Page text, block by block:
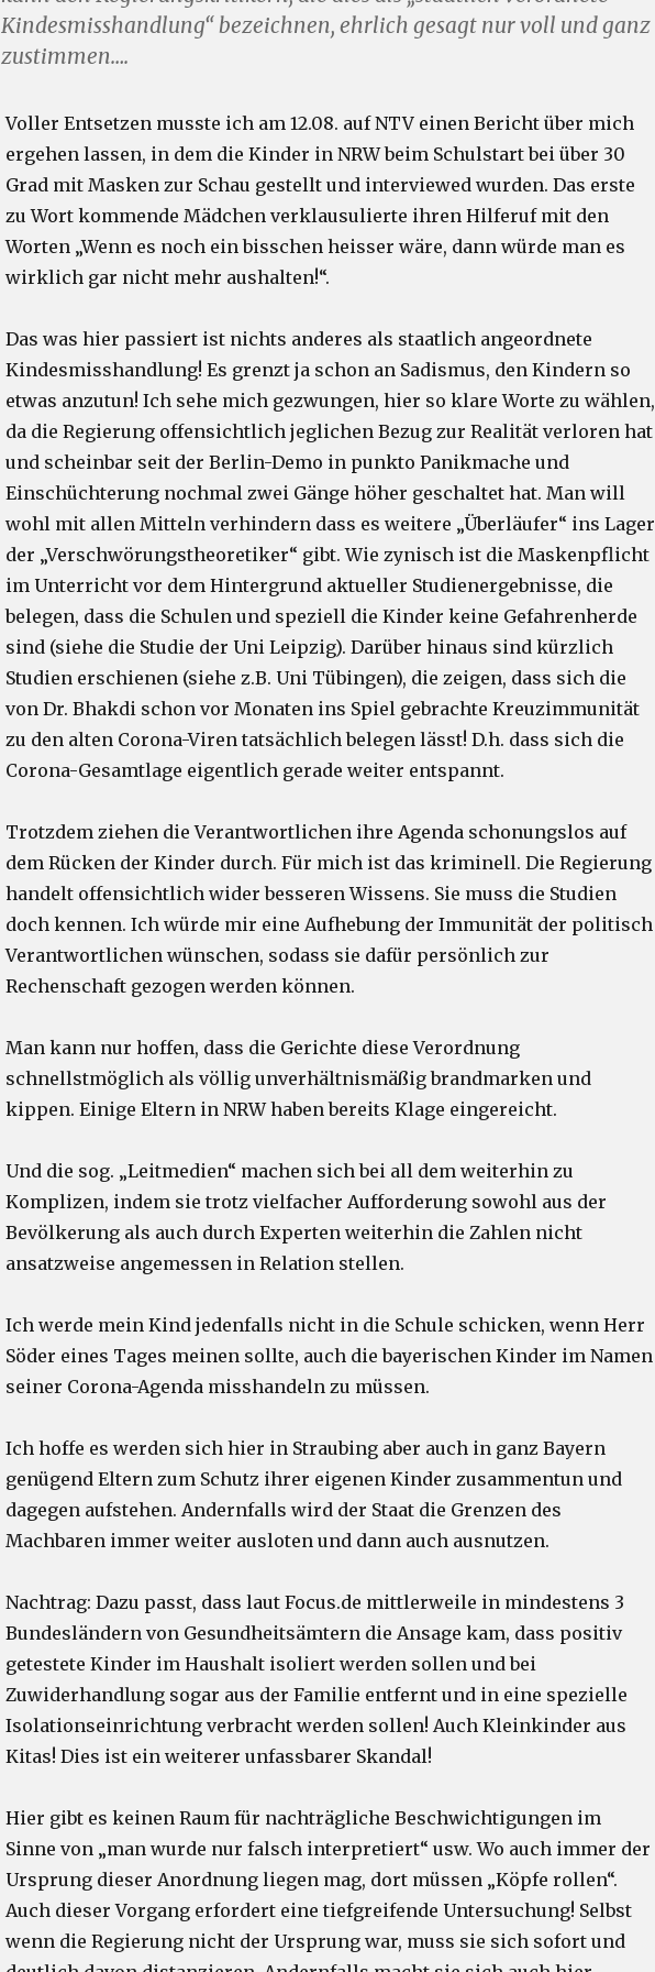
Kindesmisshandlung“ bezeichnen, ehrlich gesagt nur voll und ganz
zustimmen….
Voller Entsetzen musste ich am 12.08. auf NTV einen Bericht über mich
ergehen lassen, in dem die Kinder in NRW beim Schulstart bei über 30
Grad mit Masken zur Schau gestellt und interviewed wurden. Das erste
zu Wort kommende Mädchen verklausulierte ihren Hilferuf mit den
Worten „Wenn es noch ein bisschen heisser wäre, dann würde man es
wirklich gar nicht mehr aushalten!“.
Das was hier passiert ist nichts anderes als staatlich angeordnete
Kindesmisshandlung! Es grenzt ja schon an Sadismus, den Kindern so
etwas anzutun! Ich sehe mich gezwungen, hier so klare Worte zu wählen,
da die Regierung offensichtlich jeglichen Bezug zur Realität verloren hat
und scheinbar seit der Berlin-Demo in punkto Panikmache und
Einschüchterung nochmal zwei Gänge höher geschaltet hat. Man will
wohl mit allen Mitteln verhindern dass es weitere „Überläufer“ ins Lager
der „Verschwörungstheoretiker“ gibt. Wie zynisch ist die Maskenpflicht
im Unterricht vor dem Hintergrund aktueller Studienergebnisse, die
belegen, dass die Schulen und speziell die Kinder keine Gefahrenherde
sind (siehe die Studie der Uni Leipzig). Darüber hinaus sind kürzlich
Studien erschienen (siehe z.B. Uni Tübingen), die zeigen, dass sich die
von Dr. Bhakdi schon vor Monaten ins Spiel gebrachte Kreuzimmunität
zu den alten Corona-Viren tatsächlich belegen lässt! D.h. dass sich die
Corona-Gesamtlage eigentlich gerade weiter entspannt.
Trotzdem ziehen die Verantwortlichen ihre Agenda schonungslos auf
dem Rücken der Kinder durch. Für mich ist das kriminell. Die Regierung
handelt offensichtlich wider besseren Wissens. Sie muss die Studien
doch kennen. Ich würde mir eine Aufhebung der Immunität der politisch
Verantwortlichen wünschen, sodass sie dafür persönlich zur
Rechenschaft gezogen werden können.
Man kann nur hoffen, dass die Gerichte diese Verordnung
schnellstmöglich als völlig unverhältnismäßig brandmarken und
kippen. Einige Eltern in NRW haben bereits Klage eingereicht.
Und die sog. „Leitmedien“ machen sich bei all dem weiterhin zu
Komplizen, indem sie trotz vielfacher Aufforderung sowohl aus der
Bevölkerung als auch durch Experten weiterhin die Zahlen nicht
ansatzweise angemessen in Relation stellen.
Ich werde mein Kind jedenfalls nicht in die Schule schicken, wenn Herr
Söder eines Tages meinen sollte, auch die bayerischen Kinder im Namen
seiner Corona-Agenda misshandeln zu müssen.
Ich hoffe es werden sich hier in Straubing aber auch in ganz Bayern
genügend Eltern zum Schutz ihrer eigenen Kinder zusammentun und
dagegen aufstehen. Andernfalls wird der Staat die Grenzen des
Machbaren immer weiter ausloten und dann auch ausnutzen.
Nachtrag: Dazu passt, dass laut Focus.de mittlerweile in mindestens 3
Bundesländern von Gesundheitsämtern die Ansage kam, dass positiv
getestete Kinder im Haushalt isoliert werden sollen und bei
Zuwiderhandlung sogar aus der Familie entfernt und in eine spezielle
Isolationseinrichtung verbracht werden sollen! Auch Kleinkinder aus
Kitas! Dies ist ein weiterer unfassbarer Skandal!
Hier gibt es keinen Raum für nachträgliche Beschwichtigungen im
Sinne von „man wurde nur falsch interpretiert“ usw. Wo auch immer der
Ursprung dieser Anordnung liegen mag, dort müssen „Köpfe rollen“.
Auch dieser Vorgang erfordert eine tiefgreifende Untersuchung! Selbst
wenn die Regierung nicht der Ursprung war, muss sie sich sofort und